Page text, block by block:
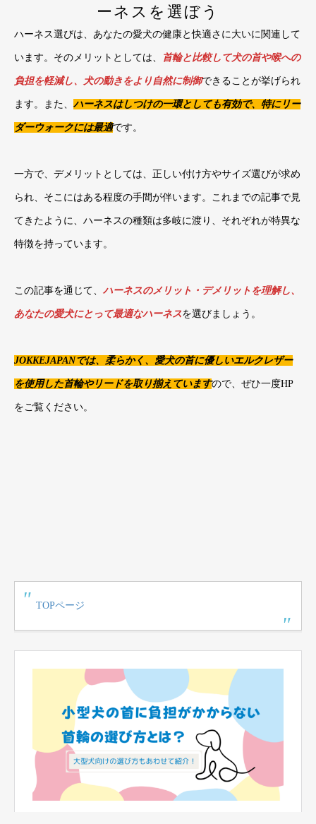
ーネスを選ぼう
ハーネス選びは、あなたの愛犬の健康と快適さに大いに関連して
います。そのメリットとしては、 首輪と比較して犬の首や喉への
負担を軽減し、犬の動きをより自然に制御できることが挙げられ
ます。また、 ハーネスはしつけの一環としても有効で、特にリー
ダーウォークには最適です。
一方で、デメリットとしては、正しい付け方やサイズ選びが求め
られ、そこにはある程度の手間が伴います。これまでの記事で見
てきたように、ハーネスの種類は多岐に渡り、それぞれが特異な
特徴を持っています。
この記事を通じて、 ハーネスのメリット・デメリットを理解し、
あなたの愛犬にとって最適なハーネスを選びましょう。
JOKKEJAPANでは、柔らかく、愛犬の首に優しいエルクレザー
を使用した首輪やリードを取り揃えていますので、ぜひ一度HP
をご覧ください。
TOPページ